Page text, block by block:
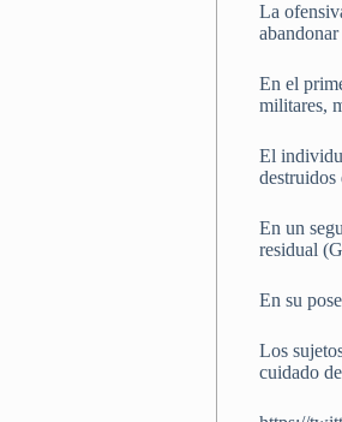
La
En el
militares,
El
En un
residual
En su
Los
cuidado